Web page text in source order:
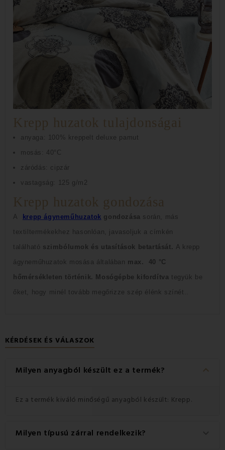
Krepp huzatok tulajdonságai
anyaga: 100% kreppelt deluxe pamut
mosás: 40°C
záródás: cipzár
vastagság: 125 g/m2
Krepp huzatok gondozása
A krepp ágyneműhuzatok gondozása során, más
textiltermékekhez hasonlóan, javasoljuk a címkén
található szimbólumok és utasítások betartását. A krepp
ágyneműhuzatok mosása általában max.
40 °C
hőmérsékleten történik. Mosógépbe kifordítva tegyük be
őket, hogy minél tovább megőrizze szép élénk színét..
KÉRDÉSEK ÉS VÁLASZOK
Milyen anyagból készült ez a termék? keyboard_arrow_down
Ez a termék kiváló minőségű anyagból készült: Krepp.
Milyen típusú zárral rendelkezik?